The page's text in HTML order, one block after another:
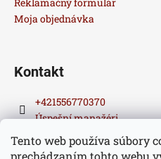
Tento web používa súbory
prechádzaním tohto webu
Moja objednávka
Kontakt
+421556770370
Úspešní manažéri